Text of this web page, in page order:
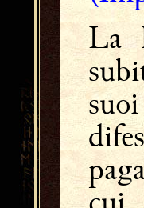
La